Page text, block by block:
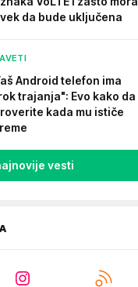
da bude uključena
Android telefon ima
trajanja": Evo kako da
kada mu ističe
vesti